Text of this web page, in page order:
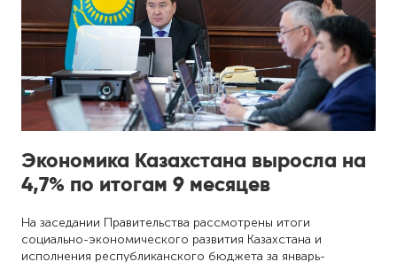
Экономика Казахстана выросла на
4,7% по итогам 9 месяцев
На заседании Правительства рассмотрены итоги
социально-экономического развития Казахстана и
исполнения республиканского бюджета за январь-